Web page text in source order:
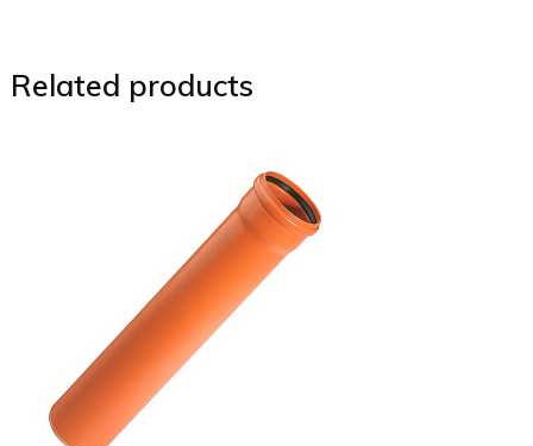
Related products